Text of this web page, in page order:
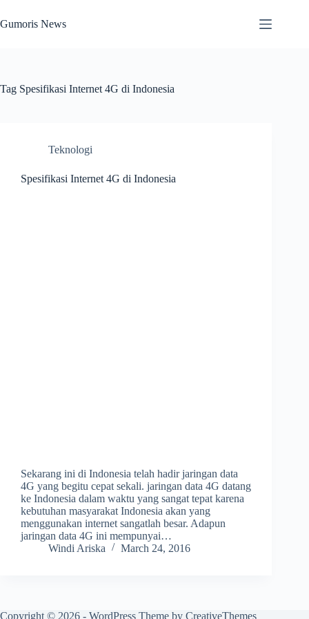
to
content
Gumoris News
Tag Spesifikasi Internet 4G di Indonesia
Teknologi
Spesifikasi Internet 4G di Indonesia
Sekarang ini di Indonesia telah hadir jaringan data
4G yang begitu cepat sekali. jaringan data 4G datang
ke Indonesia dalam waktu yang sangat tepat karena
kebutuhan masyarakat Indonesia akan yang
menggunakan internet sangatlah besar. Adapun
jaringan data 4G ini mempunyai…
Windi Ariska
March 24, 2016
Copyright © 2026 - WordPress Theme by CreativeThemes